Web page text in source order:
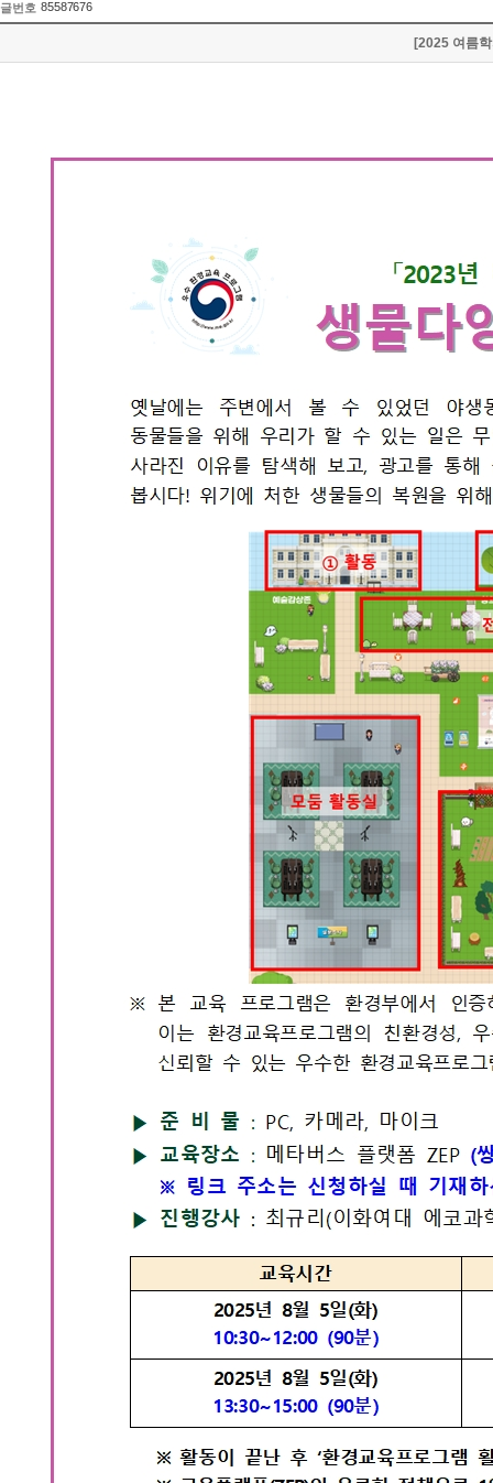
글번호 85587676
[2025 여름